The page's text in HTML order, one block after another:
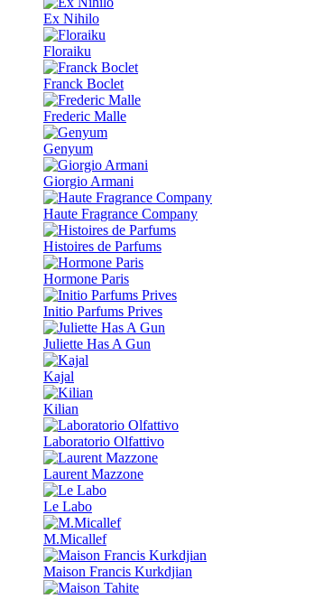
Ex Nihilo
Floraiku
Franck Boclet
Frederic Malle
Genyum
Giorgio Armani
Haute Fragrance Company
Histoires de Parfums
Hormone Paris
Initio Parfums Prives
Juliette Has A Gun
Kajal
Kilian
Laboratorio Olfattivo
Laurent Mazzone
Le Labo
M.Micallef
Maison Francis Kurkdjian